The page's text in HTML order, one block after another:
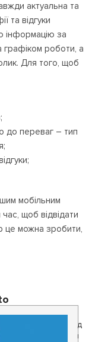
актуальна та
та відгуки
інформацію за
роботи, а
Для того, щоб
до переваг – тип
мобільним
щоб відвідати
це можна зробити,
Ми поставили перед
не знаходилися, ви